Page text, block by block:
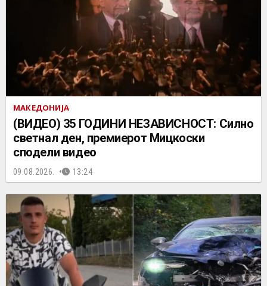
МАКЕДОНИЈА
(ВИДЕО) 35 ГОДИНИ НЕЗАВИСНОСТ: Силно
светнал ден, премиерот Мицкоски
сподели видео
09.08.2026. 13:24